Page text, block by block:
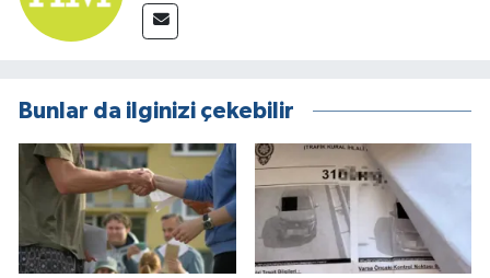
Bunlar da ilginizi çekebilir